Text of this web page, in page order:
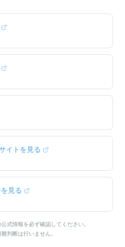
イトを見る
見る
式情報を必ず確認してください。
判断は行いません。